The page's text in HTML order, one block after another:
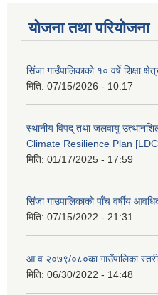
योजना तथा परियोजना
सिंजा गाउँपालिकाको १० वर्षे शिक्षा
मिति: 07/15/2026 - 10:17
स्थानीय विपद् तथा जलवायु
Climate Resilience Plan
मिति: 01/17/2025 - 17:59
सिंजा गाउपालिकाको पाँच वर्षीय
मिति: 07/15/2022 - 21:31
आ.व.२०७९/०८०का गाउँपालिका
मिति: 06/30/2022 - 14:48